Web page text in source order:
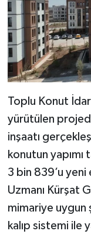
Toplu Konut
yürütülen
inşaatı
konutun yapımı
3 bin 839’u yeni
Uzmanı Kürşat
mimariye uygun
kalıp sistemi ile